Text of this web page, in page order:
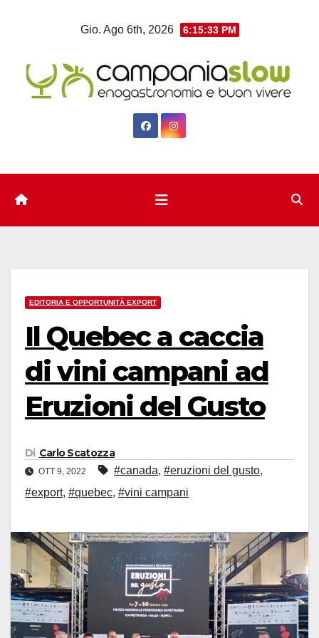
Gio. Ago 6th, 2026 6:15:34 PM
EDITORIA E OPPORTUNITÀ EXPORT
Il Quebec a caccia
di vini campani ad
Eruzioni del Gusto
Di Carlo Scatozza
OTT 9, 2022 #canada, #eruzioni del gusto,
#export, #quebec, #vini campani